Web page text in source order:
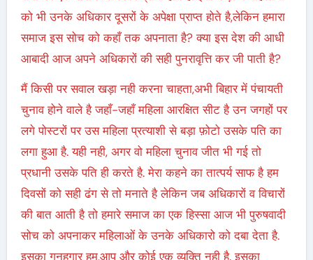
को भी उनके अधिकार दूसरों के अपेक्षा प्राप्त होते है,लेकिन हमारा
समाज इस सोच को कहाँ तक अपनाता है? क्या इस देश की आधी
आबादी आज अपने अधिकारों की सही पुनरावृत्ति कर जी पाती है?
मैं किसी पर सवाल खड़ा नही करना चाहता,अभी बिहार में पंचायती
चुनाव होने वाले है जहाँ-जहाँ महिला आरक्षित सीट है उन जगहों पर
लगे पोस्टरों पर उस महिला प्रत्याशी से बड़ा फ़ोटो उसके पति का
लगा हुआ है. यही नही, अगर वो महिला चुनाव जीत भी गई तो
प्रधानी उसके पति ही करते है. मेरा कहने का तात्पर्य साफ है हम
दिवसों को सही ढंग से तो मनाते है लेकिन जब अधिकारों व विचारों
की बात आती है तो हमारे समाज का एक हिस्सा आज भी पुरुषवादी
सोच को अपनाकर महिलाओं के उनके अधिकारो को दबा देता है.
इसका गुनहगार हम,आप और कोई एक व्यक्ति नही है. इसका